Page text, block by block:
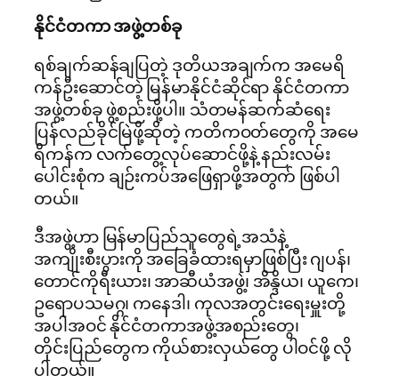
နိုင်ငံတကာ အဖွဲ့တစ်ခု
ရစ်ချက်ဆန်ချပြတဲ့ ဒုတိယအချက်က အမေရိ
ကန်ဦးဆောင်တဲ့ မြန်မာနိုင်ငံဆိုင်ရာ နိုင်ငံတကာ
အဖွဲ့တစ်ခု ဖွဲ့စည်းဖို့ပါ။ သံတမန်ဆက်ဆံရေး
ပြန်လည်ခိုင်မြဲဖို့ဆိုတဲ့ ကတိကဝတ်တွေကို အမေ
ရိကန်က လက်တွေ့လုပ်ဆောင်ဖို့နဲ့ နည်းလမ်း
ပေါင်းစုံက ချဉ်းကပ်အဖြေရှာဖို့အတွက် ဖြစ်ပါ
တယ်။
ဒီအဖွဲ့ဟာ မြန်မာပြည်သူတွေရဲ့အသံနဲ့
အကျိုးစီးပွားကို အခြေခံထားရမှာဖြစ်ပြီး ဂျပန်၊
တောင်ကိုရီးယား၊ အာဆီယံအဖွဲ့၊ အိန္ဒိယ၊ ယူကေ၊
ဥရောပသမဂ္ဂ၊ ကနေဒါ၊ ကုလအတွင်းရေးမှူးတို့
အပါအဝင် နိုင်ငံတကာအဖွဲ့အစည်းတွေ၊
တိုင်းပြည်တွေက ကိုယ်စားလှယ်တွေ ပါဝင်ဖို့ လို
ပါတယ်။